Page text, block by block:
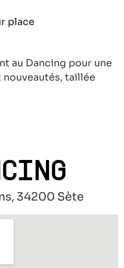
place
au Dancing pour une
taillée
34200 Sète